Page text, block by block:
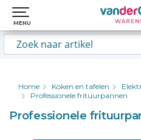
MENU
MENU
Home Koken en tafelen
Professionele frituurpannen
Professionele